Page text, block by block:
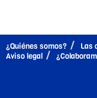
¿Quiénes somos? Las
Aviso legal